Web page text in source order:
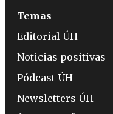
Temas
Editorial ÚH
Noticias positivas
Pódcast ÚH
Newsletters ÚH